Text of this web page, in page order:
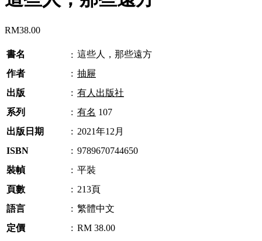
RM38.00
書名 : 這些人，那些遠方
作者
: 抽屜
出版
: 有人出版社
系列
: 有名 107
出版日期
: 2021年12月
ISBN
: 9789670744650
裝幀
: 平裝
頁數
: 213頁
語言
: 繁體中文
定價
: RM 38.00